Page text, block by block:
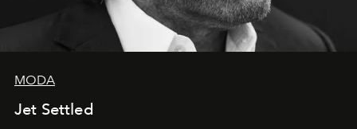
MODA
Jet Settled